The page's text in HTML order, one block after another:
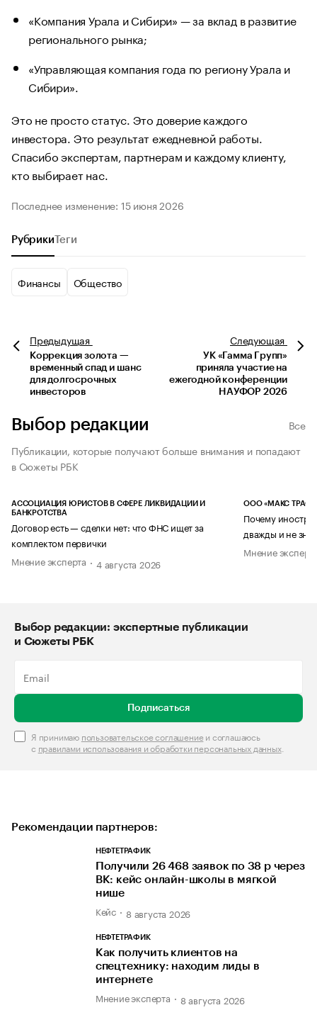
«Компания Урала и Сибири» — за вклад в развитие
регионального рынка;
«Управляющая компания года по региону Урала и
Сибири».
Это не просто статус. Это доверие каждого
инвестора. Это результат ежедневной работы.
Спасибо экспертам, партнерам и каждому клиенту,
кто выбирает нас.
Последнее изменение: 15 июня 2026
Рубрики Теги
Финансы Общество
Предыдущая
Коррекция золота —
временный спад и шанс
для долгосрочных
инвесторов
Следующая
УК «Гамма Групп»
приняла участие на
ежегодной конференции
НАУФОР 2026
Выбор редакции
Все
Публикации, которые получают больше внимания и попадают
в Сюжеты РБК
АССОЦИАЦИЯ ЮРИСТОВ В СФЕРЕ ЛИКВИДАЦИИ И
БАНКРОТСТВА
Договор есть — сделки нет: что ФНС ищет за
комплектом первички
Мнение эксперта
4 августа 2026
ООО «МАКС ТРАСТ»
Почему
дважды и не
Мнение
Выбор редакции: экспертные публикации
и Сюжеты РБК
Подписаться
Я принимаю пользовательское соглашениеи соглашаюсь
с правилами использования и обработки персональных данных.
Рекомендации партнеров:
НЕФТЕТРАФИК
Получили 26 468 заявок по 38 р через
ВК: кейс онлайн-школы в мягкой
нише
Кейс 8 августа 2026
НЕФТЕТРАФИК
Как получить клиентов на
спецтехнику: находим лиды в
интернете
Мнение эксперта 8 августа 2026